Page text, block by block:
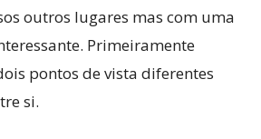
outros lugares mas com uma
Primeiramente
pontos de vista diferentes
si.